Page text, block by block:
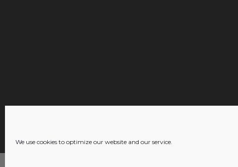
We use cookies to optimize our website and our service.